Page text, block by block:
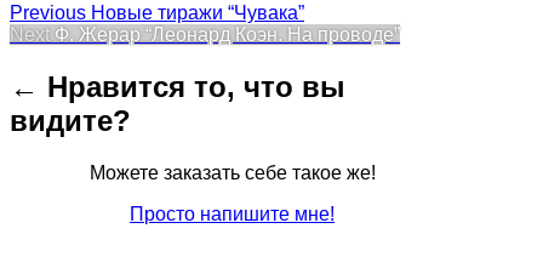
Post
navigation
Previous Previous
post:
Новые тиражи “Чувака”
Next Next
Ф. Жерар “Леонард Коэн. На проводе”
← Нравится то, что вы
видите?
Можете заказать себе такое же!
Просто напишите мне!